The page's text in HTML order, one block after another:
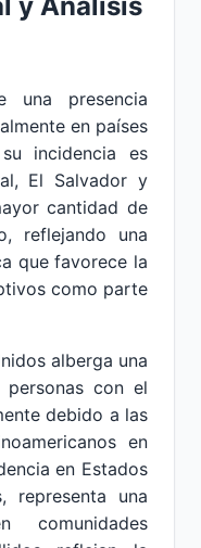
una presencia
en países
incidencia es
El Salvador y
cantidad de
reflejando una
que favorece la
como parte
alberga una
con el
debido a las
en
en Estados
representa una
comunidades